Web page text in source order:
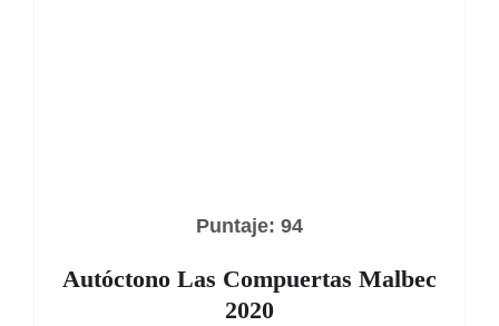
Puntaje: 94
Autóctono Las Compuertas Malbec
2020